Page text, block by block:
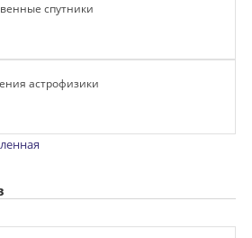
спутники
астрофизики